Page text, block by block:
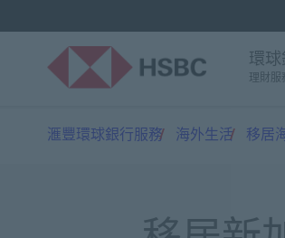
環
理財服
滙豐環球銀行服務 海外生活 移居